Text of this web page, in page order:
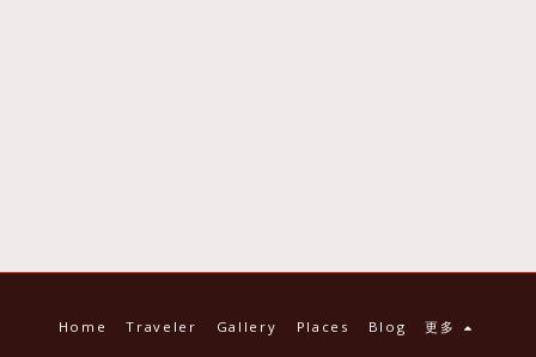
Home Traveler Gallery Places Blog 更多